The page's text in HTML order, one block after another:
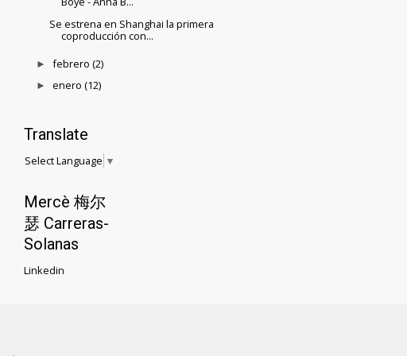
Se estrena en Shanghai la primera
coproducción con...
►febrero(2)
►enero(12)
Translate
Select Language ▼
Mercè 梅尔
瑟 Carreras-
Solanas
Linkedin